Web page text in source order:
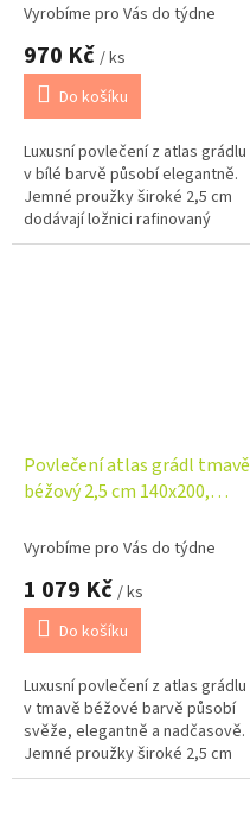
Vyrobíme pro Vás do týdne
970 Kč / ks
Do košíku
Luxusní povlečení z atlas grádlu
v bílé barvě působí elegantně.
Jemné proužky široké 2,5 cm
dodávají ložnici rafinovaný
vzhled a zároveň zajišťují
Povlečení atlas grádl tmavě
béžový 2,5 cm 140x200,
Vyrobíme pro Vás do týdne
1 079 Kč / ks
Do košíku
Luxusní povlečení z atlas grádlu
v tmavě béžové barvě působí
svěže, elegantně a nadčasově.
Jemné proužky široké 2,5 cm
dodávají ložnici moderní a